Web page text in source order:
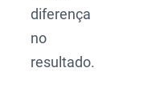
diferença
no
resultado.